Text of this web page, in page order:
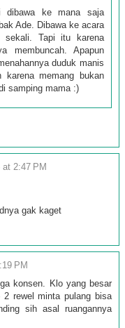
dibawa ke mana saja
Ade. Dibawa ke acara
sekali. Tapi itu karena
membuncah. Apapun
duduk manis
karena memang bukan
samping mama :)
2:47 PM
gak kaget
PM
konsen. Klo yang besar
rewel minta pulang bisa
sih asal ruangannya